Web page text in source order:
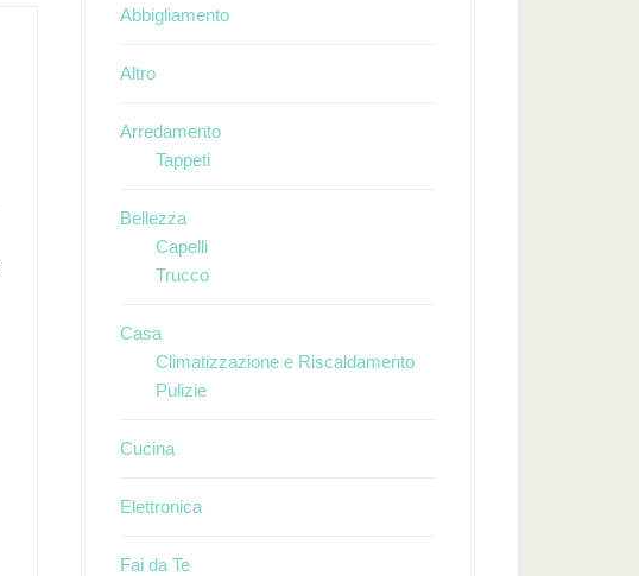
Abbigliamento
Altro
Arredamento
Tappeti
Bellezza
Capelli
Trucco
Casa
Climatizzazione e Riscaldamento
Pulizie
Cucina
Elettronica
Fai da Te